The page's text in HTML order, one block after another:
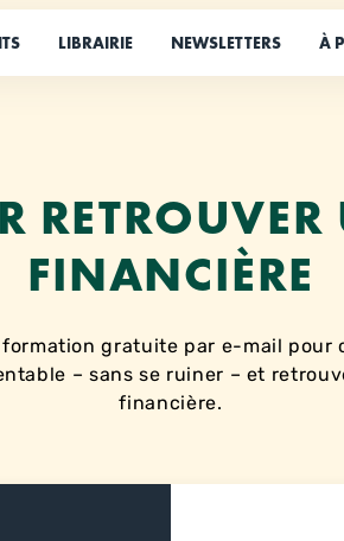
LIBRAIRIE NEWSLETTERS À
FINANCIÈRE
formation gratuite par e-mail pour
– sans se ruiner – et
financière.